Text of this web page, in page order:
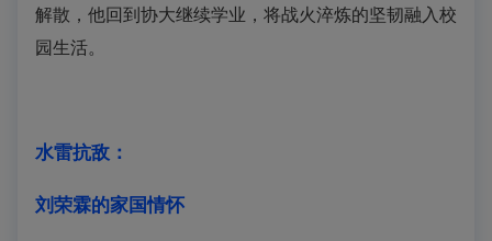
解散，他回到协大继续学业，将战火淬炼的坚韧融入校
园生活。
水雷抗敌：
刘荣霖的家国情怀